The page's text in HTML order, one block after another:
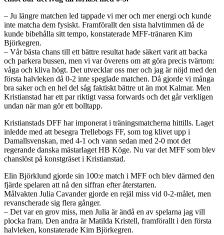
– Ju längre matchen led tappade vi mer och mer energi och kunde
inte matcha dem fysiskt. Framförallt den sista halvtimmen då de
kunde bibehålla sitt tempo, konstaterade MFF-tränaren Kim
Björkegren.
– Vår bästa chans till ett bättre resultat hade säkert varit att backa
och parkera bussen, men vi var överens om att göra precis tvärtom:
våga och kliva högt. Det utvecklar oss mer och jag är nöjd med den
första halvleken då 0-2 inte speglade matchen. Då gjorde vi många
bra saker och en hel del såg faktiskt bättre ut än mot Kalmar. Men
Kristianstad har ett par riktigt vassa forwards och det går verkligen
undan när man gör ett bolltapp.
Kristianstads DFF har imponerat i träningsmatcherna hittills. Laget
inledde med att besegra Trellebogs FF, som tog klivet upp i
Damallsvenskan, med 4-1 och vann sedan med 2-0 mot det
regerande danska mästarlaget HB Köge. Nu var det MFF som blev
chanslöst på konstgräset i Kristianstad.
Elin Björklund gjorde sin 100:e match i MFF och blev därmed den
fjärde spelaren att nå den siffran efter återstarten.
Målvakten Julia Cavander gjorde en rejäl miss vid 0-2-målet, men
revanscherade sig flera gånger.
– Det var en grov miss, men Julia är ändå en av spelarna jag vill
plocka fram. Den andra är Matilda Kristell, framförallt i den första
halvleken, konstaterade Kim Björkegren.